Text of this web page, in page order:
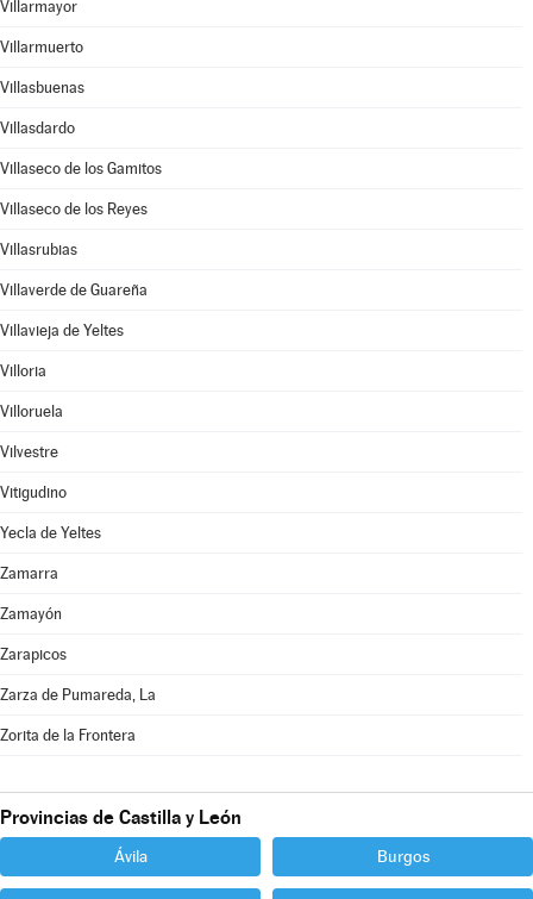
Villarmayor
Villarmuerto
Villasbuenas
Villasdardo
Villaseco de los Gamitos
Villaseco de los Reyes
Villasrubias
Villaverde de Guareña
Villavieja de Yeltes
Villoria
Villoruela
Vilvestre
Vitigudino
Yecla de Yeltes
Zamarra
Zamayón
Zarapicos
Zarza de Pumareda, La
Zorita de la Frontera
Provincias de Castilla y León
Ávila Burgos